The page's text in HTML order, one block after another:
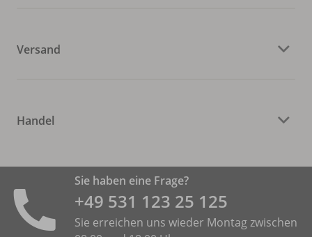
Versand
Handel
Sie haben eine Frage?
+49 531 ­123 25 125
Sie erreichen uns wieder Montag zwischen